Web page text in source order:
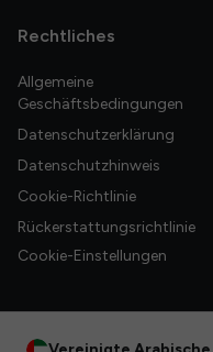
Rechtliches
Allgemeine
Geschäftsbedingungen
Datenschutzerklärung
Datenschutzhinweis
Cookie-Richtlinie
Rückerstattungsrichtlinie
Cookie-Einstellungen